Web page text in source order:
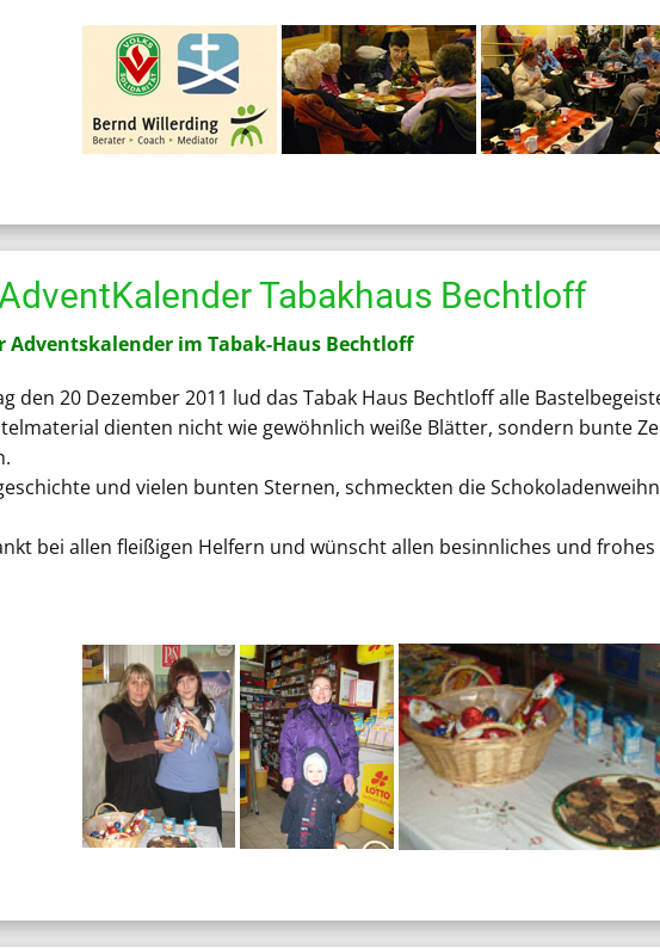
Tabakhaus Bechtloff
Adventskalender im Tabak-Haus Bechtloff
den 20 Dezember 2011 lud das Tabak Haus Bechtloff alle
dienten nicht wie gewöhnlich weiße Blätter, sondern bunte
und vielen bunten Sternen, schmeckten die
bei allen fleißigen Helfern und wünscht allen besinnliches und